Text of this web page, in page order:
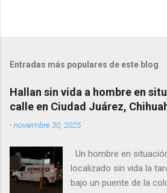
Entradas más populares de este blog
Hallan sin vida a hombre en
calle en Ciudad Juárez,
-noviembre 30, 2025
Un hombre en
localizado sin vida la
bajo un puente de la